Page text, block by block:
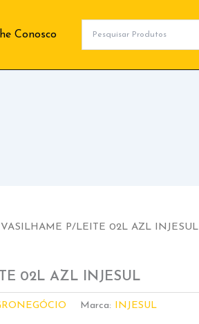
Conosco
P/LEITE 02L AZL INJESUL
02L AZL INJESUL
Marca: INJESUL